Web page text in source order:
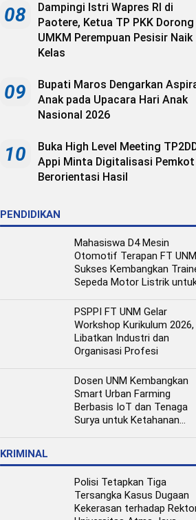
08
Dampingi Istri Wapres RI di
Paotere, Ketua TP PKK Dorong
UMKM Perempuan Pesisir Naik
Kelas
09
Bupati Maros Dengarkan
Anak pada Upacara Hari Anak
Nasional 2026
10
Buka High Level Meeting
Appi Minta Digitalisasi Pemkot
Berorientasi Hasil
PENDIDIKAN
Mahasiswa D4 Mesin
Otomotif Terapan FT UNM
Sukses Kembangkan
Sepeda Motor Listrik
PSPPI FT UNM Gelar
Workshop Kurikulum 2026,
Libatkan Industri dan
Organisasi Profesi
Dosen UNM Kembangkan
Smart Urban Farming
Berbasis IoT dan Tenaga
Surya untuk Ketahanan
KRIMINAL
Polisi Tetapkan Tiga
Tersangka Kasus Dugaan
Kekerasan terhadap